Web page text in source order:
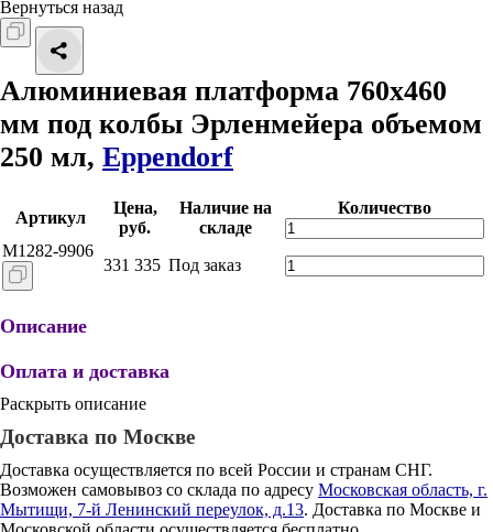
Вернуться назад
Алюминиевая платформа 760х460
мм под колбы Эрленмейера объемом
250 мл, Eppendorf
Артикул
Цена,
руб.
Наличие на
складе
Количество
M1282-9906
331 335 Под заказ
Описание
Оплата и доставка
Раскрыть описание
Доставка по Москве
Доставка осуществляется по всей России и странам СНГ.
Возможен самовывоз со склада по адресу Московская область, г.
Мытищи, 7-й Ленинский переулок, д.13. Доставка по Москве и